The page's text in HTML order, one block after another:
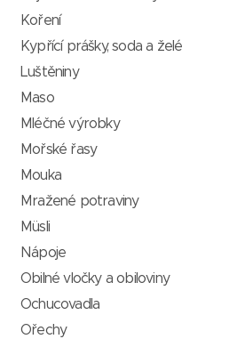
Koření
Kypřící prášky, soda a želé
Luštěniny
Maso
Mléčné výrobky
Mořské řasy
Mouka
Mražené potraviny
Müsli
Nápoje
Obilné vločky a obiloviny
Ochucovadla
Ořechy